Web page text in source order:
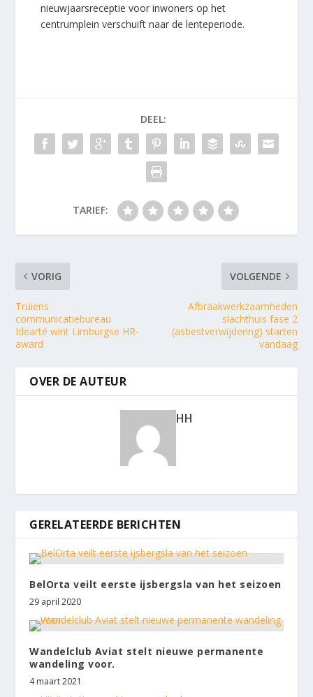
nieuwjaarsreceptie voor inwoners op het
centrumplein verschuift naar de lenteperiode.
DEEL:
TARIEF:
VORIG
Truiens
communicatiebureau
Idearté wint Limburgse HR-
award
VOLGENDE
Afbraakwerkzaamheden
slachthuis fase 2
(asbestverwijdering) starten
vandaag
OVER DE AUTEUR
HH
GERELATEERDE BERICHTEN
BelOrta veilt eerste ijsbergsla van het seizoen
29 april 2020
Wandelclub Aviat stelt nieuwe permanente
wandeling voor.
4 maart 2021